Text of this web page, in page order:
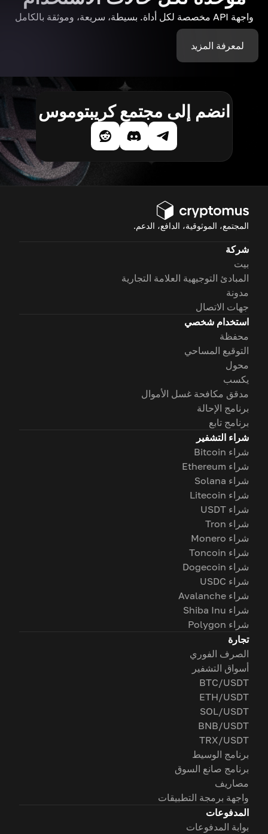
واجهة API مخصصة لكل أداة. بسيطة، سريعة، وموثقة بالكامل
لمعرفة المزيد
انضم إلى مجتمع كريبتوموس
المجتمع، الموثوقية، الدافع، الدعم.
شركة
بيت
المبادئ التوجيهية العلامة التجارية
مدونة
جهات الاتصال
استخدام شخصي
محفظة
التوقيع المساحي
محول
يكسب
مدقق مكافحة غسل الأموال
برنامج الإحالة
برنامج تابع
شراء التشفير
شراء Bitcoin
شراء Ethereum
شراء Solana
شراء Litecoin
شراء USDT
شراء Tron
شراء Monero
شراء Toncoin
شراء Dogecoin
شراء USDC
شراء Avalanche
شراء Shiba Inu
شراء Polygon
تجارة
الصرف الفوري
أسواق التشفير
BTC/USDT
ETH/USDT
SOL/USDT
BNB/USDT
TRX/USDT
برنامج الوسيط
برنامج صانع السوق
مصاريف
واجهة برمجة التطبيقات
المدفوعات
بوابة المدفوعات